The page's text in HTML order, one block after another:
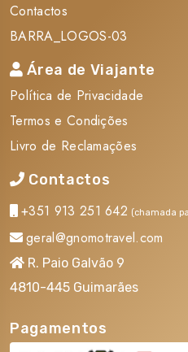
Contactos
BARRA_LOGOS-03
Área de Viajante
Política de Privacidade
Termos e Condições
Livro de Reclamações
Contactos
+351 913 251 642 (chamada
geral@gnomotravel.com
R. Paio Galvão 9
4810-445 Guimarães
Pagamentos